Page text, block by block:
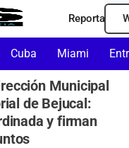
Reporta
Cuba Miami
Municipal
de Bejucal:
y firman